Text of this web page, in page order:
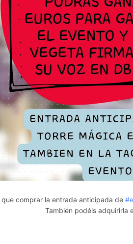
comprar la entrada anticipada de
También podéis adquirirla